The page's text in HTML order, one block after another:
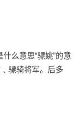
么意思“骠姚”的意
骠骑将军。后多